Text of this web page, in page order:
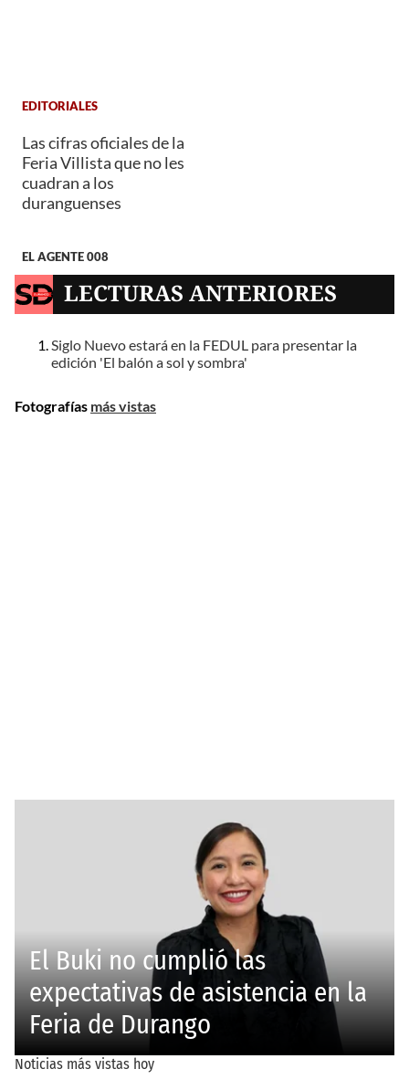
EDITORIALES
Las cifras oficiales de la
Feria Villista que no les
cuadran a los
duranguenses
EL AGENTE 008
LECTURAS ANTERIORES
Siglo Nuevo estará en la FEDUL para presentar la
edición 'El balón a sol y sombra'
Fotografías más vistas